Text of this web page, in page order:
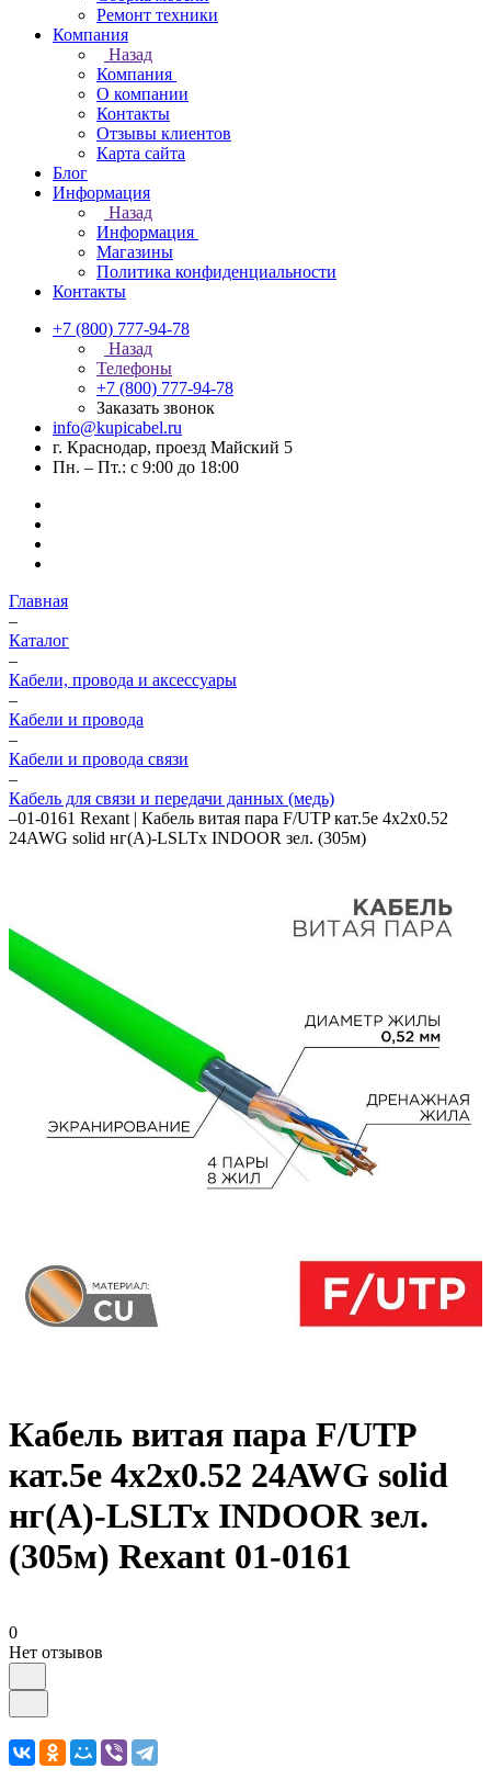
Ремонт техники
Компания
Назад
Компания
О компании
Контакты
Отзывы клиентов
Карта сайта
Блог
Информация
Назад
Информация
Магазины
Политика конфиденциальности
Контакты
+7 (800) 777-94-78
Назад
Телефоны
+7 (800) 777-94-78
Заказать звонок
info@kupicabel.ru
г. Краснодар, проезд Майский 5
Пн. – Пт.: с 9:00 до 18:00
Главная
–
Каталог
–
Кабели, провода и аксессуары
–
Кабели и провода
–
Кабели и провода связи
–
Кабель для связи и передачи данных (медь)
–01-0161 Rexant | Кабель витая пара F/UTP кат.5e 4х2х0.52
24AWG solid нг(А)-LSLTx INDOOR зел. (305м)
Кабель витая пара F/UTP
кат.5e 4х2х0.52 24AWG solid
нг(А)-LSLTx INDOOR зел.
(305м) Rexant 01-0161
0
Нет отзывов